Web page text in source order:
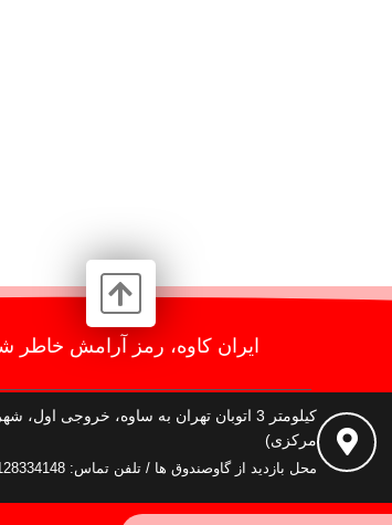
ایران کاوه، رمز آرامش خاطر
کیلومتر 3 اتوبان تهران به ساوه، خروجی اول،
مرکزی)
محل بازدید از گاوصندوق ها / تلفن تماس: 09128334148 / 09102230225